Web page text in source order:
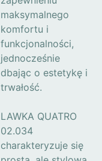
maksymalnego
komfortu i
funkcjonalności,
jednocześnie
dbając o estetykę i
trwałość.
LAWKA QUATRO
02.034
charakteryzuje się